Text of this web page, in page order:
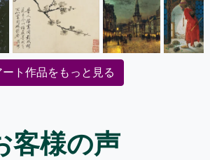
ート作品をもっと見る
客様の声